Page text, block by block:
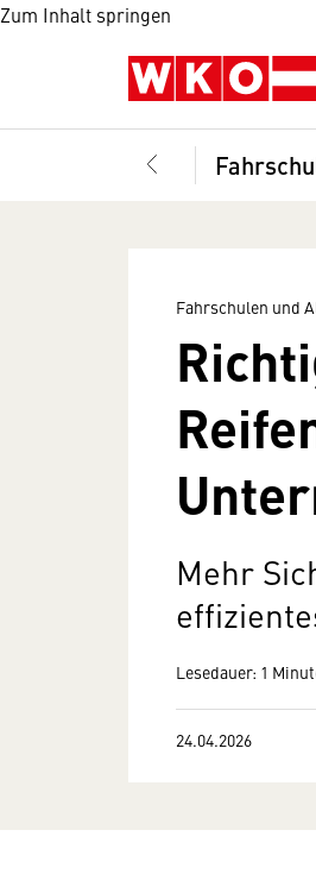
Zum Inhalt springen
Fahrschulen und
Mehr
Lesedauer: 1
24.04.2026